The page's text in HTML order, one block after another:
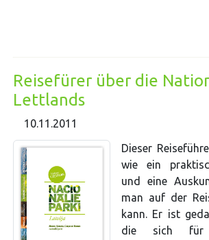
Reisefürer über die
Lettlands
10.11.2011
Dieser
wie ein
und eine
man auf der
kann. Er ist
die sich für